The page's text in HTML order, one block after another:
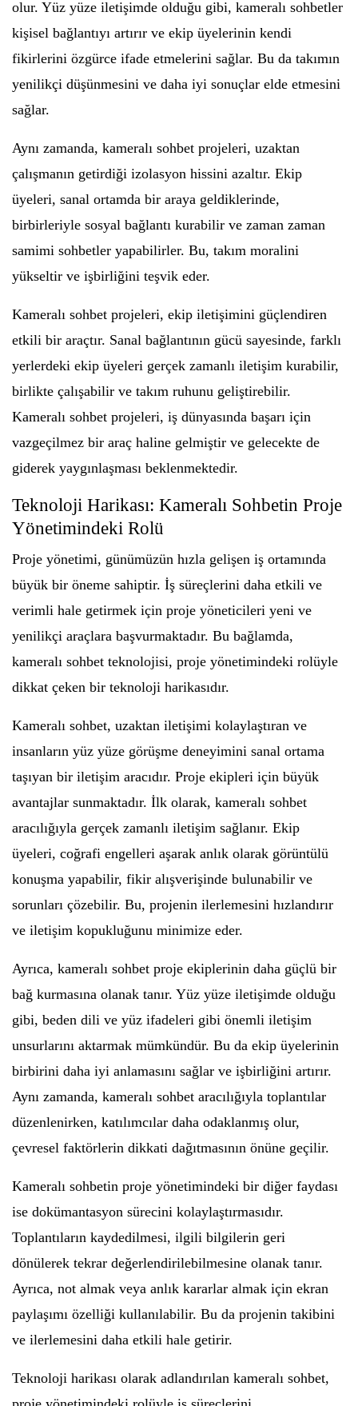
olur. Yüz yüze iletişimde olduğu gibi, kameralı sohbetler
kişisel bağlantıyı artırır ve ekip üyelerinin kendi
fikirlerini özgürce ifade etmelerini sağlar. Bu da takımın
yenilikçi düşünmesini ve daha iyi sonuçlar elde etmesini
sağlar.
Aynı zamanda, kameralı sohbet projeleri, uzaktan
çalışmanın getirdiği izolasyon hissini azaltır. Ekip
üyeleri, sanal ortamda bir araya geldiklerinde,
birbirleriyle sosyal bağlantı kurabilir ve zaman zaman
samimi sohbetler yapabilirler. Bu, takım moralini
yükseltir ve işbirliğini teşvik eder.
Kameralı sohbet projeleri, ekip iletişimini güçlendiren
etkili bir araçtır. Sanal bağlantının gücü sayesinde, farklı
yerlerdeki ekip üyeleri gerçek zamanlı iletişim kurabilir,
birlikte çalışabilir ve takım ruhunu geliştirebilir.
Kameralı sohbet projeleri, iş dünyasında başarı için
vazgeçilmez bir araç haline gelmiştir ve gelecekte de
giderek yaygınlaşması beklenmektedir.
Teknoloji Harikası: Kameralı Sohbetin Proje
Yönetimindeki Rolü
Proje yönetimi, günümüzün hızla gelişen iş ortamında
büyük bir öneme sahiptir. İş süreçlerini daha etkili ve
verimli hale getirmek için proje yöneticileri yeni ve
yenilikçi araçlara başvurmaktadır. Bu bağlamda,
kameralı sohbet teknolojisi, proje yönetimindeki rolüyle
dikkat çeken bir teknoloji harikasıdır.
Kameralı sohbet, uzaktan iletişimi kolaylaştıran ve
insanların yüz yüze görüşme deneyimini sanal ortama
taşıyan bir iletişim aracıdır. Proje ekipleri için büyük
avantajlar sunmaktadır. İlk olarak, kameralı sohbet
aracılığıyla gerçek zamanlı iletişim sağlanır. Ekip
üyeleri, coğrafi engelleri aşarak anlık olarak görüntülü
konuşma yapabilir, fikir alışverişinde bulunabilir ve
sorunları çözebilir. Bu, projenin ilerlemesini hızlandırır
ve iletişim kopukluğunu minimize eder.
Ayrıca, kameralı sohbet proje ekiplerinin daha güçlü bir
bağ kurmasına olanak tanır. Yüz yüze iletişimde olduğu
gibi, beden dili ve yüz ifadeleri gibi önemli iletişim
unsurlarını aktarmak mümkündür. Bu da ekip üyelerinin
birbirini daha iyi anlamasını sağlar ve işbirliğini artırır.
Aynı zamanda, kameralı sohbet aracılığıyla toplantılar
düzenlenirken, katılımcılar daha odaklanmış olur,
çevresel faktörlerin dikkati dağıtmasının önüne geçilir.
Kameralı sohbetin proje yönetimindeki bir diğer faydası
ise dokümantasyon sürecini kolaylaştırmasıdır.
Toplantıların kaydedilmesi, ilgili bilgilerin geri
dönülerek tekrar değerlendirilebilmesine olanak tanır.
Ayrıca, not almak veya anlık kararlar almak için ekran
paylaşımı özelliği kullanılabilir. Bu da projenin takibini
ve ilerlemesini daha etkili hale getirir.
Teknoloji harikası olarak adlandırılan kameralı sohbet,